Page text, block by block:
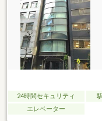
24時間セキュリティ
エレベーター